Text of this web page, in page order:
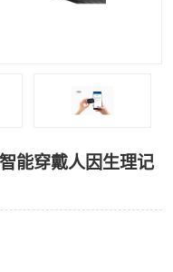
能穿戴人因生理记